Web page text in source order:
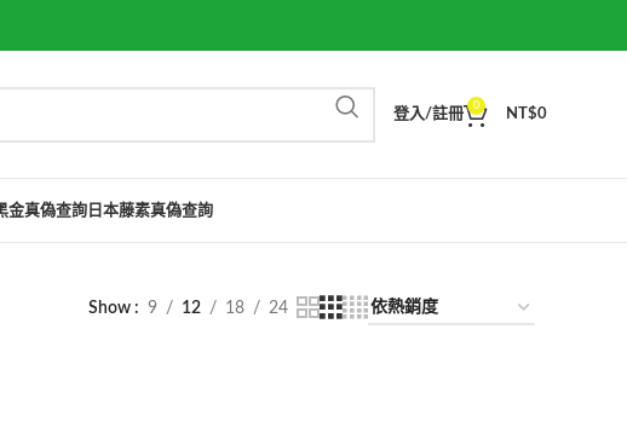
登入/註冊
0
NT$0
金真偽查詢 日本藤素真偽查詢
Show 9 12 18 24